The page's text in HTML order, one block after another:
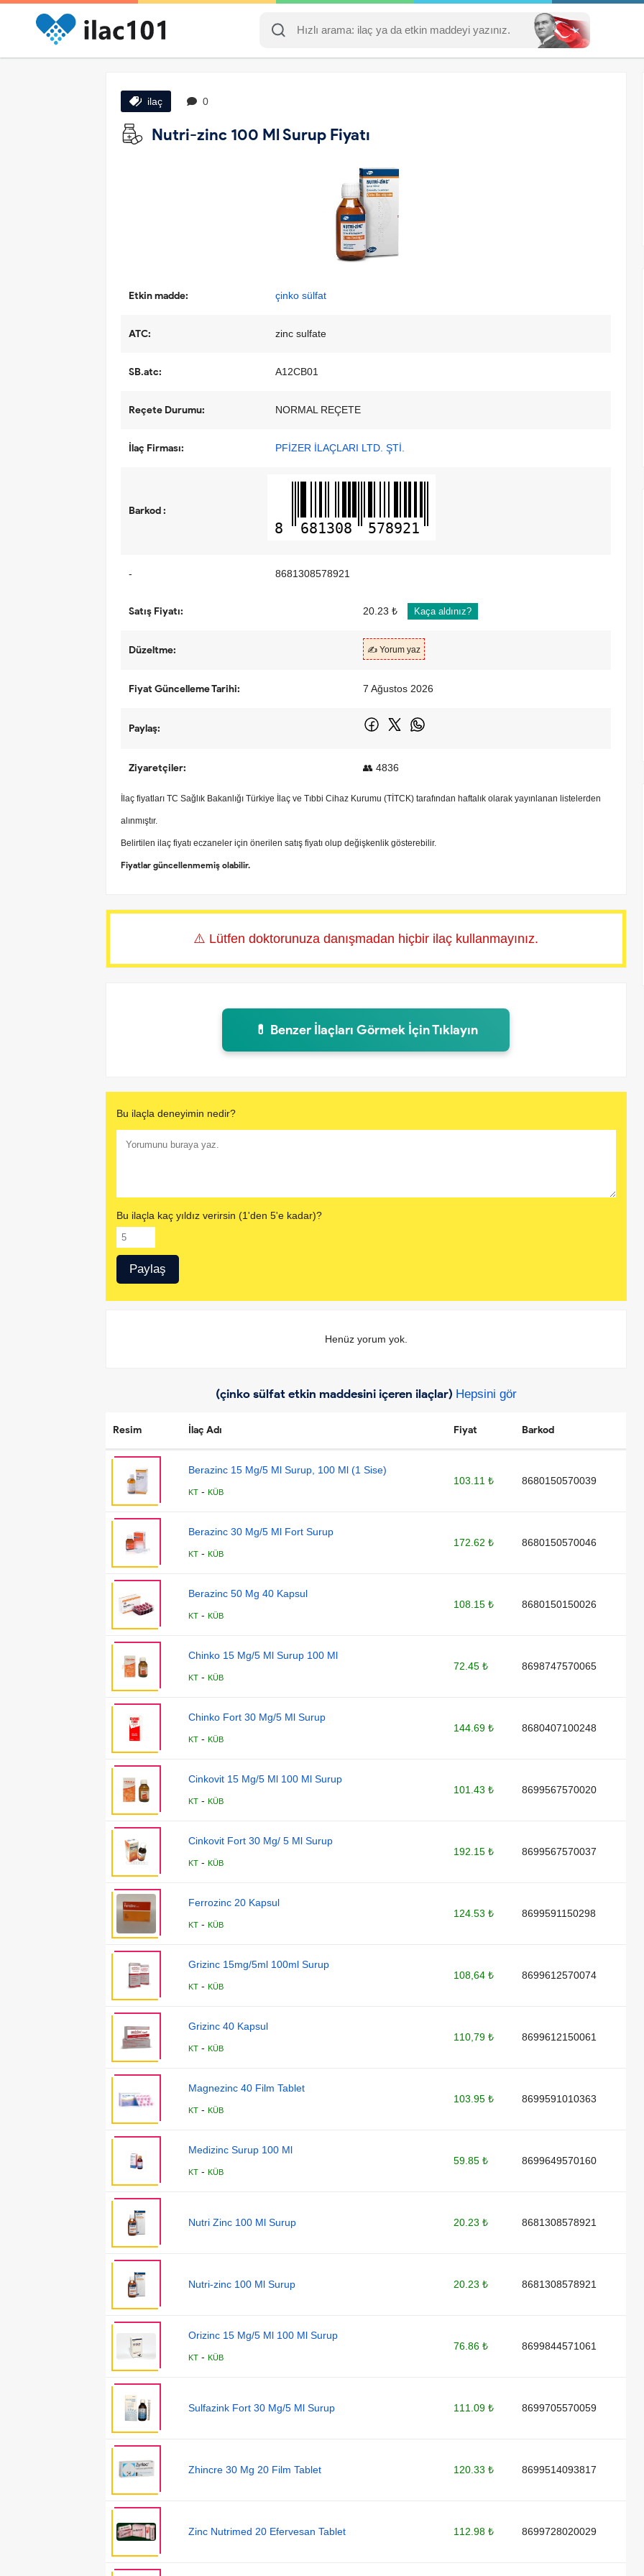
ilaç 0
Nutri-zinc 100 Ml Surup Fiyatı
Etkin madde: çinko sülfat
ATC: zinc sulfate
SB.atc: A12CB01
Reçete Durumu: NORMAL REÇETE
İlaç Firması: PFİZER İLAÇLARI LTD. ŞTİ.
Barkod :
8 681308 578921
- 8681308578921
Satış Fiyatı: 20.23 ₺ Kaça aldınız?
Düzeltme: ✍️ Yorum yaz
Fiyat Güncelleme Tarihi: 7 Ağustos 2026
Paylaş:
Ziyaretçiler: 👥 4836
İlaç fiyatları TC Sağlık Bakanlığı Türkiye İlaç ve Tıbbi Cihaz Kurumu (TİTCK) tarafından haftalık olarak yayınlanan listelerden
alınmıştır.
Belirtilen ilaç fiyatı eczaneler için önerilen satış fiyatı olup değişkenlik gösterebilir.
Fiyatlar güncellenmemiş olabilir.
⚠️ Lütfen doktorunuza danışmadan hiçbir ilaç kullanmayınız.
💊 Benzer İlaçları Görmek İçin Tıklayın
Bu ilaçla deneyimin nedir?
Bu ilaçla kaç yıldız verirsin (1'den 5'e kadar)?
Henüz yorum yok.
(çinko sülfat etkin maddesini içeren ilaçlar) Hepsini gör
Resim İlaç Adı Fiyat Barkod
Berazinc 15 Mg/5 Ml Surup, 100 Ml (1 Sise)
KT - KÜB
103.11 ₺ 8680150570039
Berazinc 30 Mg/5 Ml Fort Surup
KT - KÜB
172.62 ₺ 8680150570046
Berazinc 50 Mg 40 Kapsul
KT - KÜB
108.15 ₺ 8680150150026
Chinko 15 Mg/5 Ml Surup 100 Ml
KT - KÜB
72.45 ₺ 8698747570065
Chinko Fort 30 Mg/5 Ml Surup
KT - KÜB
144.69 ₺ 8680407100248
Cinkovit 15 Mg/5 Ml 100 Ml Surup
KT - KÜB
101.43 ₺ 8699567570020
Cinkovit Fort 30 Mg/ 5 Ml Surup
KT - KÜB
192.15 ₺ 8699567570037
Ferrozinc 20 Kapsul
KT - KÜB
124.53 ₺ 8699591150298
Grizinc 15mg/5ml 100ml Surup
KT - KÜB
108,64 ₺ 8699612570074
Grizinc 40 Kapsul
KT - KÜB
110,79 ₺ 8699612150061
Magnezinc 40 Film Tablet
KT - KÜB
103.95 ₺ 8699591010363
Medizinc Surup 100 Ml
KT - KÜB
59.85 ₺ 8699649570160
Nutri Zinc 100 Ml Surup 20.23 ₺ 8681308578921
Nutri-zinc 100 Ml Surup 20.23 ₺ 8681308578921
Orizinc 15 Mg/5 Ml 100 Ml Surup
KT - KÜB
76.86 ₺ 8699844571061
Sulfazink Fort 30 Mg/5 Ml Surup 111.09 ₺ 8699705570059
Zhincre 30 Mg 20 Film Tablet 120.33 ₺ 8699514093817
Zinc Nutrimed 20 Efervesan Tablet 112.98 ₺ 8699728020029